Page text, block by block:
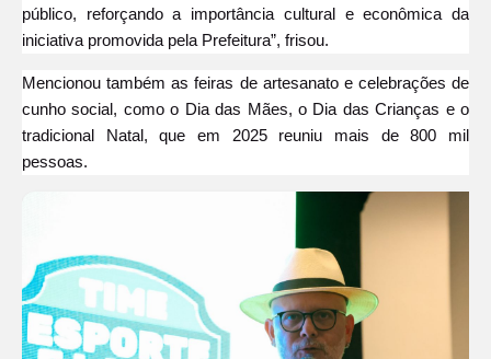
público, reforçando a importância cultural e econômica da
iniciativa promovida pela Prefeitura”, frisou.
Mencionou também as feiras de artesanato e celebrações de
cunho social, como o Dia das Mães, o Dia das Crianças e o
tradicional Natal, que em 2025 reuniu mais de 800 mil
pessoas.